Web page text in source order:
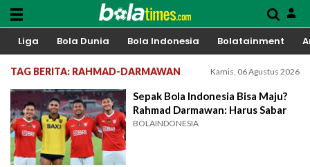
Liga Bola Dunia Bola Indonesia Bolatainment
TAG BERITA: RAHMAD-DARMAWAN Kamis, 06 Agustus 2026
Sepak Bola Indonesia Bisa Maju?
Rahmad Darmawan: Harus Sabar
BOLAINDONESIA